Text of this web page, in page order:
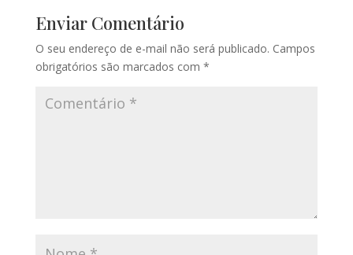
Enviar Comentário
O seu endereço de e-mail não será publicado. Campos
obrigatórios são marcados com *